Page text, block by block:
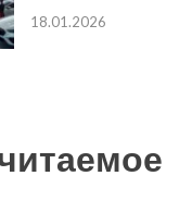
18.01.2026